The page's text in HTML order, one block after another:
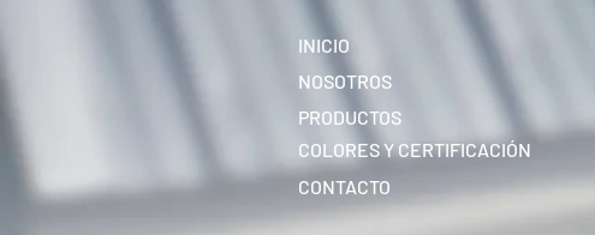
INICIO
NOSOTROS
PRODUCTOS
COLORES Y CERTIFICACIÓN
CONTACTO